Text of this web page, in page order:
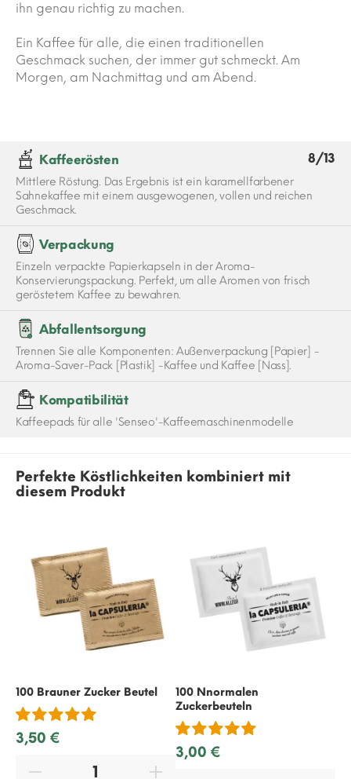
ihn genau richtig zu machen.
Ein Kaffee für alle, die einen traditionellen
Geschmack suchen, der immer gut schmeckt. Am
Morgen, am Nachmittag und am Abend.
Kaffeerösten 8/13
Mittlere Röstung. Das Ergebnis ist ein karamellfarbener
Sahnekaffee mit einem ausgewogenen, vollen und reichen
Geschmack.
Verpackung
Einzeln verpackte Papierkapseln in der Aroma-
Konservierungspackung. Perfekt, um alle Aromen von frisch
geröstetem Kaffee zu bewahren.
Abfallentsorgung
Trennen Sie alle Komponenten: Außenverpackung [Papier] -
Aroma-Saver-Pack [Plastik] -Kaffee und Kaffee [Nass].
Kompatibilität
Kaffeepads für alle 'Senseo'-Kaffeemaschinenmodelle
Perfekte Köstlichkeiten kombiniert mit
diesem Produkt
100 Brauner Zucker Beutel
3,50 €
100 Nnormalen
Zuckerbeuteln
3,00 €